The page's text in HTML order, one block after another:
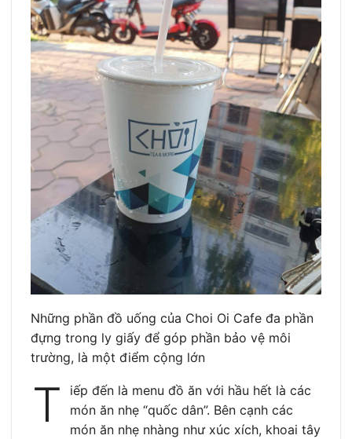
Những phần đồ uống của Choi Oi Cafe đa phần
đựng trong ly giấy để góp phần bảo vệ môi
trường, là một điểm cộng lớn
T
iếp đến là menu đồ ăn với hầu hết là các
món ăn nhẹ “quốc dân”. Bên cạnh các
món ăn nhẹ nhàng như xúc xích, khoai tây